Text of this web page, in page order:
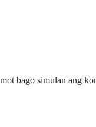
bago simulan ang